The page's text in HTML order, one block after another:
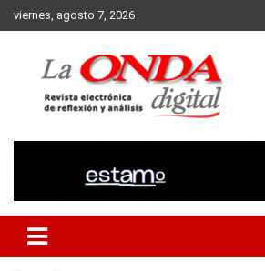
Skip
to
viernes, agosto 7, 2026